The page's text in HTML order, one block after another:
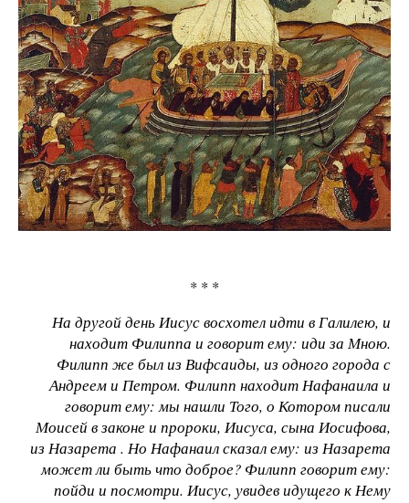
* * *
На другой день Иисус восхотел идти в Галилею, и
находит Филиппа и говорит ему: иди за Мною.
Филипп же был из Вифсаиды, из одного города с
Андреем и Петром. Филипп находит Нафанаила и
говорит ему: мы нашли Того, о Котором писали
Моисей в законе и пророки, Иисуса, сына Иосифова,
из Назарета . Но Нафанаил сказал ему: из Назарета
может ли быть что доброе? Филипп говорит ему:
пойди и посмотри. Иисус, увидев идущего к Нему